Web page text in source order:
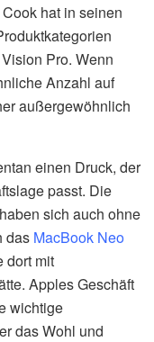
hat in seinen
Pro. Wenn
Anzahl auf
außergewöhnlich
einen Druck, der
passt. Die
sich auch ohne
das MacBook Neo
dort mit
Apples Geschäft
wichtige
das Wohl und